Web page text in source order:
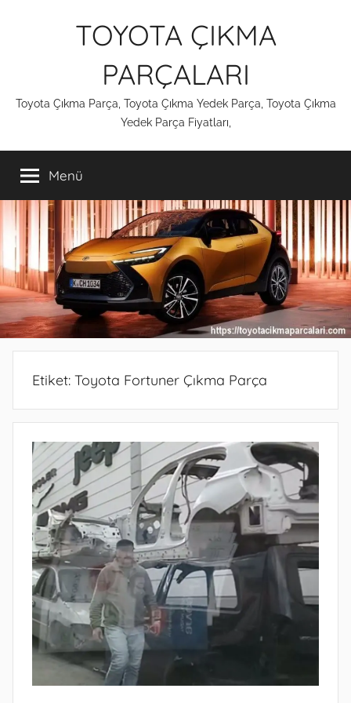
TOYOTA ÇIKMA
PARÇALARI
Toyota Çıkma Parça, Toyota Çıkma Yedek Parça, Toyota Çıkma
Yedek Parça Fiyatları,
Menü
Etiket: Toyota Fortuner Çıkma Parça